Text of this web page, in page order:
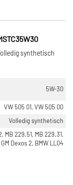
synthetisch
5W-30
VW 505 01, VW 505 00
Volledig synthetisch
MB 229.51, MB 229.31,
GM Dexos 2, BMW LL04